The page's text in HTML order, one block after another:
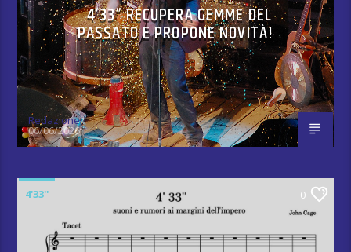
4’33” RECUPERA GEMME DEL
PASSATO E PROPONE NOVITÀ!
Redazione
06/06/2026
4'33'' 0